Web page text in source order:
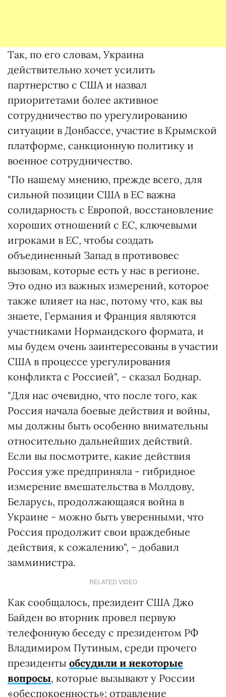
Так, по его словам, Украина
действительно хочет усилить
партнерство с США и назвал
приоритетами более активное
сотрудничество по урегулированию
ситуации в Донбассе, участие в Крымской
платформе, санкционную политику и
военное сотрудничество.
"По нашему мнению, прежде всего, для
сильной позиции США в ЕС важна
солидарность с Европой, восстановление
хороших отношений с ЕС, ключевыми
игроками в ЕС, чтобы создать
объединенный Запад в противовес
вызовам, которые есть у нас в регионе.
Это одно из важных измерений, которое
также влияет на нас, потому что, как вы
знаете, Германия и Франция являются
участниками Нормандского формата, и
мы будем очень заинтересованы в участии
США в процессе урегулирования
конфликта с Россией", - сказал Боднар.
"Для нас очевидно, что после того, как
Россия начала боевые действия и войны,
мы должны быть особенно внимательны
относительно дальнейших действий.
Если вы посмотрите, какие действия
Россия уже предприняла - гибридное
измерение вмешательства в Молдову,
Беларусь, продолжающаяся война в
Украине - можно быть уверенными, что
Россия продолжит свои враждебные
действия, к сожалению", - добавил
замминистра.
RELATED VIDEO
Как сообщалось, президент США Джо
Байден во вторник провел первую
телефонную беседу с президентом РФ
Владимиром Путиным, среди прочего
президенты обсудили и некоторые
вопросы, которые вызывают у России
«обеспокоенность»: отравление